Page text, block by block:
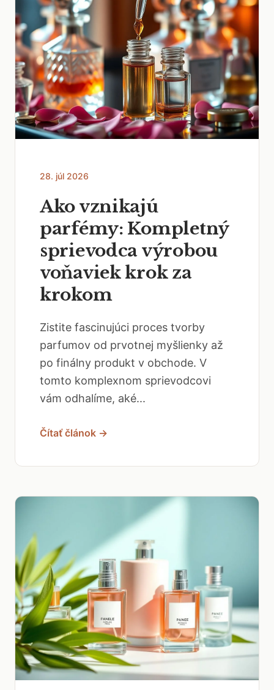
28. júl 2026
Ako vznikajú
parfémy: Kompletný
sprievodca výrobou
voňaviek krok za
krokom
Zistite fascinujúci proces tvorby
parfumov od prvotnej myšlienky až
po finálny produkt v obchode. V
tomto komplexnom sprievodcovi
vám odhalíme, aké...
Čítať článok →